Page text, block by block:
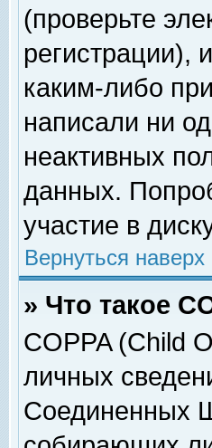
(проверьте
регистрации),
каким-либо
написали ни
неактивных
данных.
участие в
Вернуться наверх
» Что такое
COPPA (Child
личных
Соединенных